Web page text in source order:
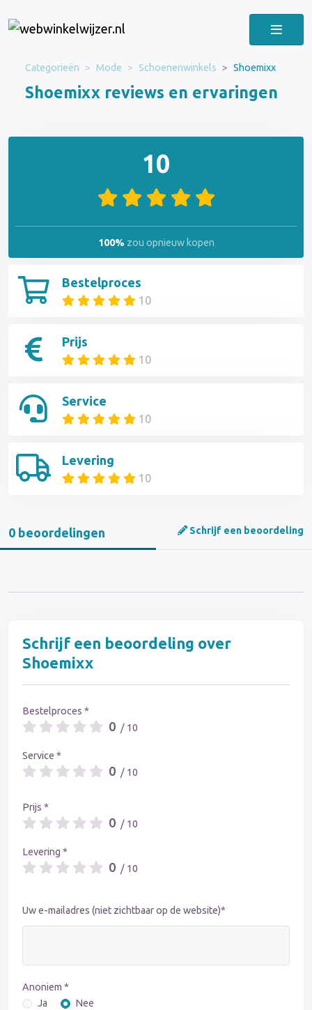
Categorieën Mode Schoenenwinkels Shoemixx
Shoemixx reviews en ervaringen
Bestelproces
10
Prijs
10
Service
10
Levering
10
10
100% zou opnieuw kopen
0 beoordelingen Schrijf een beoordeling
Schrijf een beoordeling over
Shoemixx
Bestelproces *
0 / 10
Service *
0 / 10
Prijs *
0 / 10
Levering *
0 / 10
Uw e-mailadres (niet zichtbaar op de website)*
Anoniem *
Ja
Nee